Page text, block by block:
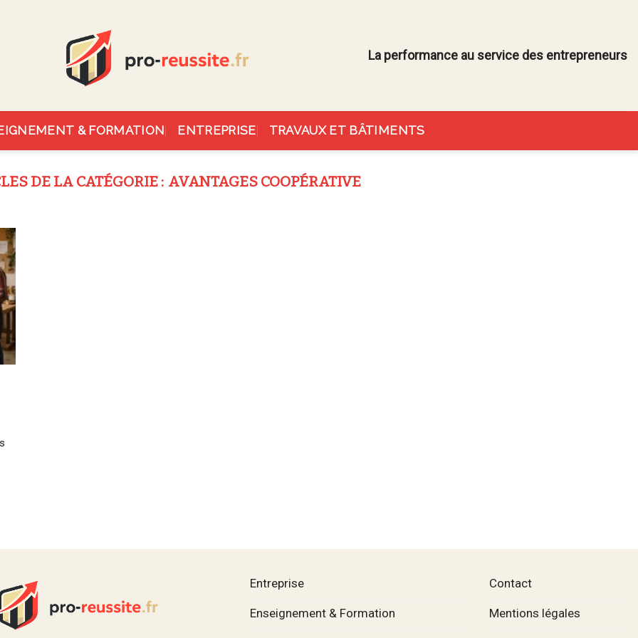
La performance au service des entrepreneurs
& FORMATION ENTREPRISE TRAVAUX ET BÂTIMENTS
AVANTAGES COOPÉRATIVE
Entreprise
Enseignement & Formation
Contact
Mentions légales